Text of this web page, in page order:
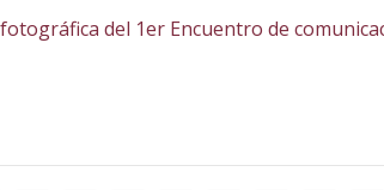
del 1er Encuentro de